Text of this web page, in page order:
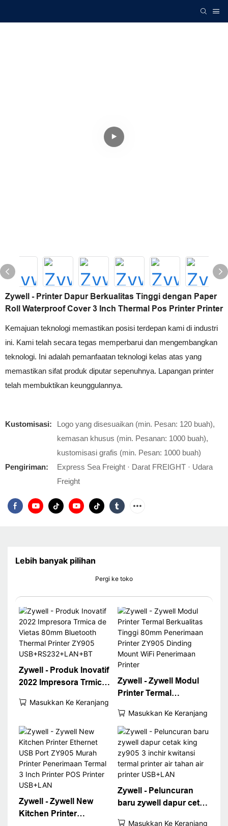
Zywell - Printer Dapur Berkualitas Tinggi dengan Paper
Roll Waterproof Cover 3 Inch Thermal Pos Printer Printer
Kemajuan teknologi memastikan posisi terdepan kami di industri
ini. Kami telah secara tegas memperbarui dan mengembangkan
teknologi. Ini adalah pemanfaatan teknologi kelas atas yang
memastikan sifat produk diputar sepenuhnya. Lapangan printer
telah membuktikan keunggulannya.
Kustomisasi:
Logo yang disesuaikan (min. Pesan: 120 buah),
kemasan khusus (min. Pesanan: 1000 buah),
kustomisasi grafis (min. Pesan: 1000 buah)
Pengiriman:
Express Sea Freight · Darat FREIGHT · Udara
Freight
Lebih banyak pilihan
Pergi ke toko
Zywell - Produk Inovatif
2022 Impresora Trmica
Bluetooth Thermal
USB+RS232+LAN+BT
Masukkan Ke Keranjang
Zywell - Zywell Modul
Printer Termal
80mm Penerimaan
Printer ZY905 Dinding
Mount WiFi Penerimaan
Printer
Masukkan Ke Keranjang
Zywell - Zywell New
Kitchen Printer
Zywell - Peluncuran
baru zywell dapur cetak
Masukkan Ke Keranjang